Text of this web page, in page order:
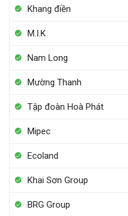
Khang điền
M.I.K
Nam Long
Mường Thanh
Tập đoàn Hoà Phát
Mipec
Ecoland
Khai Sơn Group
BRG Group